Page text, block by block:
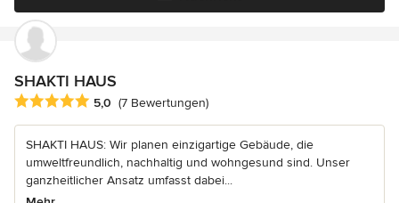
SHAKTI HAUS
Durchschnittliche Bewertung: 5 von 5 Sternen
5,0 (7 Bewertungen)
SHAKTI HAUS: Wir planen einzigartige Gebäude, die
umweltfreundlich, nachhaltig und wohngesund sind. Unser
ganzheitlicher Ansatz umfasst dabei...